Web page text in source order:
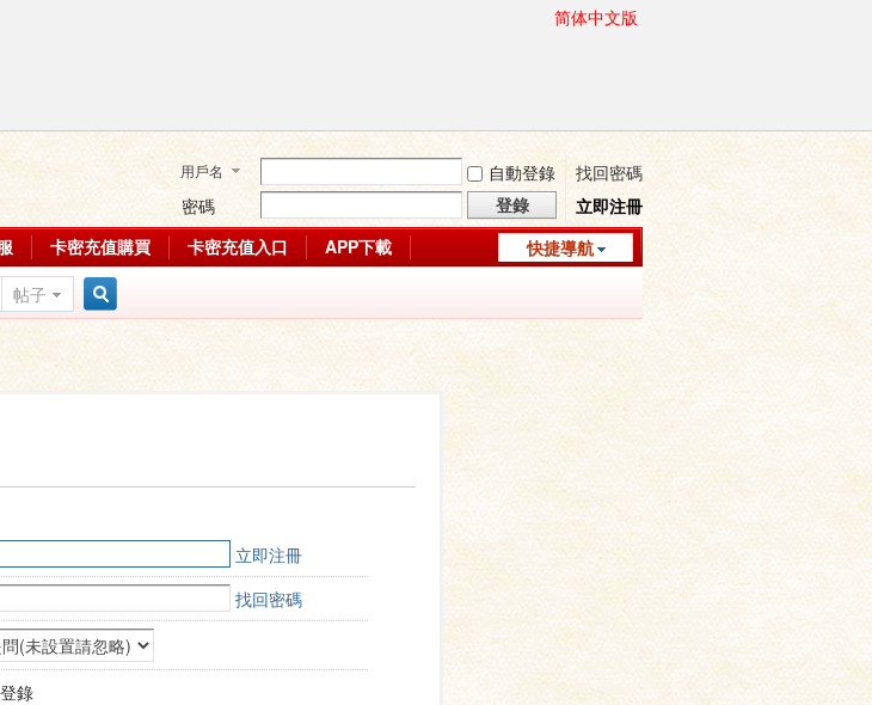
简体中文版
用戶名 自動登錄
找回密碼
密碼
登錄
立即注冊
快捷導航
卡密充值購買 卡密充值入口
APP下載
帖子
立即注冊
找回密碼
錄